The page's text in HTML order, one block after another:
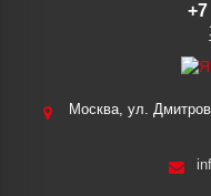
+7
Москва, ул.